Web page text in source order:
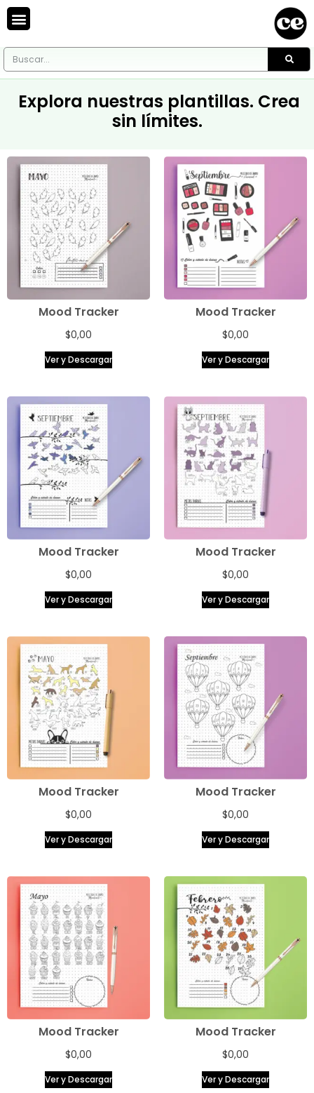
Explora nuestras plantillas. Crea
sin límites.
Mood Tracker
$0,00
Ver y Descargar
Mood Tracker
$0,00
Ver y Descargar
Mood Tracker
$0,00
Ver y Descargar
Mood Tracker
$0,00
Ver y Descargar
Mood Tracker
$0,00
Ver y Descargar
Mood Tracker
$0,00
Ver y Descargar
Mood Tracker
$0,00
Ver y Descargar
Mood Tracker
$0,00
Ver y Descargar